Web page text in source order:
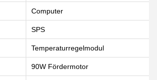
Computer
SPS
Temperaturregelmodul
90W Fördermotor